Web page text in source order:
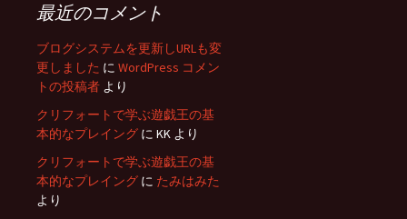
最近のコメント
ブログシステムを更新しURLも変
更しました に WordPress コメン
トの投稿者 より
クリフォートで学ぶ遊戯王の基
本的なプレイング に KK より
クリフォートで学ぶ遊戯王の基
本的なプレイング に たみはみた
より